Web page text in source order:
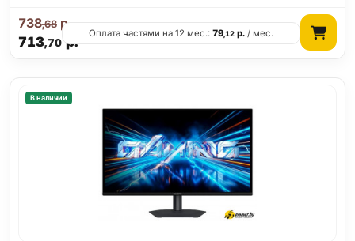
713,70р.
738,68р.
Оплата частями на 12 мес.:79,12 р. / мес.
В наличии